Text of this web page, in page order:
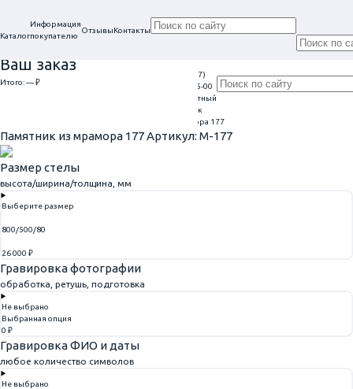
Каталог
Информация
покупателю
ОтзывыКонтакты
Ваш заказ
Итого:— ₽
Проконсультируем
+7 (917)
113-05-00
Обратный
звонок
Памятник из мрамора 177
Памятник из мрамора 177Артикул: M-177
Размер стелы
высота/ширина/толщина, мм
Выберите размер
800/500/80
26 000 ₽
Гравировка фотографии
обработка, ретушь, подготовка
Не выбрано
Выбранная опция
0 ₽
Гравировка ФИО и даты
любое количество символов
Не выбрано